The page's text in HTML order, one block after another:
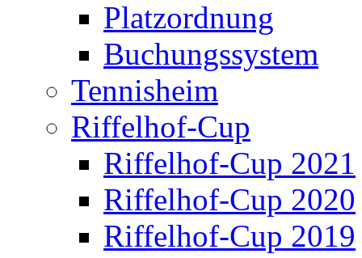
Platzordnung
Buchungssystem
Tennisheim
Riffelhof-Cup
Riffelhof-Cup 2021
Riffelhof-Cup 2020
Riffelhof-Cup 2019